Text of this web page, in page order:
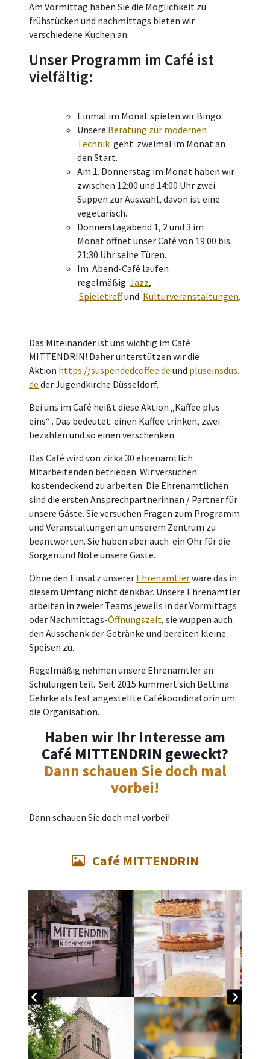
Am Vormittag haben Sie die Möglichkeit zu
frühstücken und nachmittags bieten wir
verschiedene Kuchen an.
Unser Programm im Café ist
vielfältig:
Einmal im Monat spielen wir Bingo.
Unsere Beratung zur modernen
Technik geht zweimal im Monat an
den Start.
Am 1. Donnerstag im Monat haben wir
zwischen 12:00 und 14:00 Uhr zwei
Suppen zur Auswahl, davon ist eine
vegetarisch.
Donnerstagabend 1, 2 und 3 im
Monat öffnet unser Café von 19:00 bis
21:30 Uhr seine Türen.
Im Abend-Café laufen
regelmäßig Jazz,
Spieletreffund Kulturveranstaltungen.
Das Miteinander ist uns wichtig im Café
MITTENDRIN! Daher unterstützen wir die
Aktion https://suspendedcoffee.de und pluseinsdus.
de der Jugendkirche Düsseldorf.
Bei uns im Café heißt diese Aktion „Kaffee plus
eins“ . Das bedeutet: einen Kaffee trinken, zwei
bezahlen und so einen verschenken.
Das Café wird von zirka 30 ehrenamtlich
Mitarbeitenden betrieben. Wir versuchen
kostendeckend zu arbeiten. Die Ehrenamtlichen
sind die ersten Ansprechpartnerinnen / Partner für
unsere Gäste. Sie versuchen Fragen zum Programm
und Veranstaltungen an unserem Zentrum zu
beantworten. Sie haben aber auch ein Ohr für die
Sorgen und Nöte unsere Gäste.
Ohne den Einsatz unserer Ehrenamtlerwäre das in
diesem Umfang nicht denkbar. Unsere Ehrenamtler
arbeiten in zweier Teams jeweils in der Vormittags
oder Nachmittags-Öffnungszeit, sie wuppen auch
den Ausschank der Getränke und bereiten kleine
Speisen zu.
Regelmäßig nehmen unsere Ehrenamtler an
Schulungen teil. Seit 2015 kümmert sich Bettina
Gehrke als fest angestellte Cafékoordinatorin um
die Organisation.
Haben wir Ihr Interesse am
Café MITTENDRIN geweckt?
Dann schauen Sie doch mal
vorbei!
Dann schauen Sie doch mal vorbei!
Café MITTENDRIN